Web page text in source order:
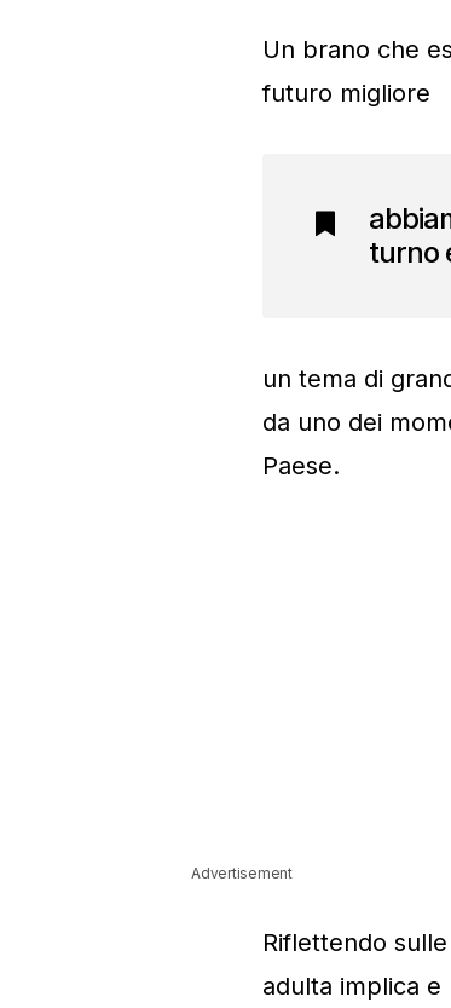
Un brano che
futuro migliore
turno
un tema di
da uno dei
Paese.
Advertisement
Riflettendo
adulta implica e